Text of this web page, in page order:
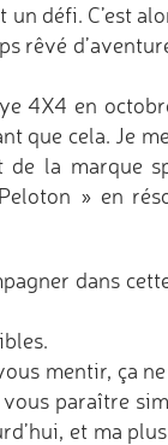
défi. C’est
rêvé
4X4 en
que cela. Je
de la marque
» en
dans
mentir, ça
paraître
et ma